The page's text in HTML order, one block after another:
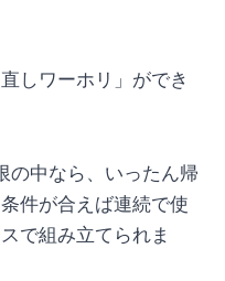
しワーホリ」ができ
の中なら、いったん帰
件が合えば連続で使
で組み立てられま